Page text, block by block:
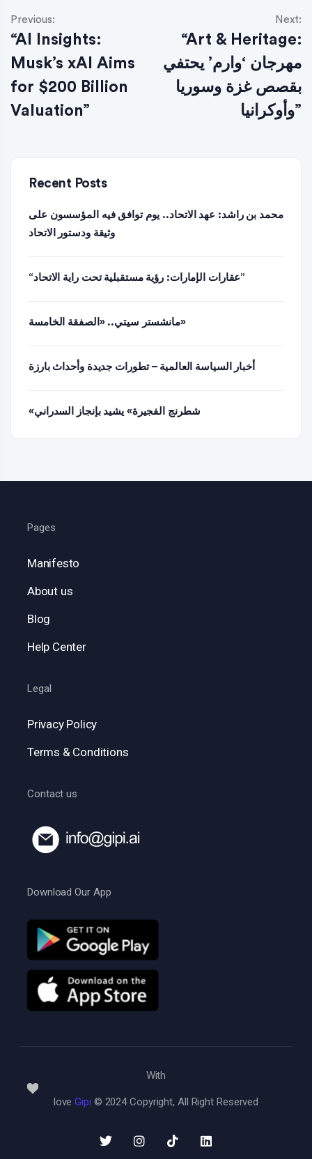
Previous:
“AI Insights:
Musk’s xAI Aims
for $200 Billion
Valuation”
Next:
“Art & Heritage:
مهرجان ‘وارم’ يحتفي
بقصص غزة وسوريا
وأوكرانيا”
Recent Posts
محمد بن راشد: عهد الاتحاد.. يوم توافق فيه المؤسسون على
وثيقة ودستور الاتحاد
“عقارات الإمارات: رؤية مستقبلية تحت راية الاتحاد”
مانشستر سيتي.. «الصفقة الخامسة»
أخبار السياسة العالمية – تطورات جديدة وأحداث بارزة
«شطرنج الفجيرة» يشيد بإنجاز السدراني
Pages
Manifesto
About us
Blog
Help Center
Legal
Privacy Policy
Terms & Conditions
Contact us
Download Our App
With
loveGipi © 2024 Copyright, All Right Reserved